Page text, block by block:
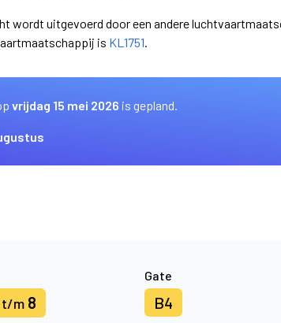
wordt uitgevoerd door een andere
is KL1751.
vrijdag 15 mei 2026 is gepland.
t/m 8
Gate
B4